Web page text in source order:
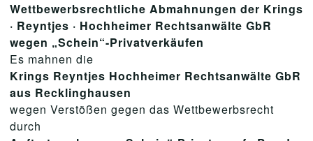
Wettbewerbsrechtliche Abmahnungen der Krings
· Reyntjes · Hochheimer Rechtsanwälte GbR
wegen „Schein“-Privatverkäufen
Es mahnen die
Krings Reyntjes Hochheimer Rechtsanwälte GbR
aus Recklinghausen
wegen Verstößen gegen das Wettbewerbsrecht
durch